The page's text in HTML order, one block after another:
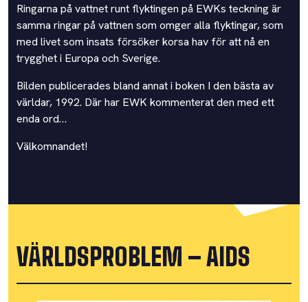
Ringarna på vattnet runt flyktingen på EWKs teckning är
samma ringar på vattnen som omger alla flyktingar, som
med livet som insats försöker korsa hav för att nå en
trygghet i Europa och Sverige.
Bilden publicerades bland annat i boken I den bästa av
världar, 1992. Där har EWK kommenterat den med ett
enda ord…
Välkomnandet!
VÄRLDSPROBLEM – AIDS